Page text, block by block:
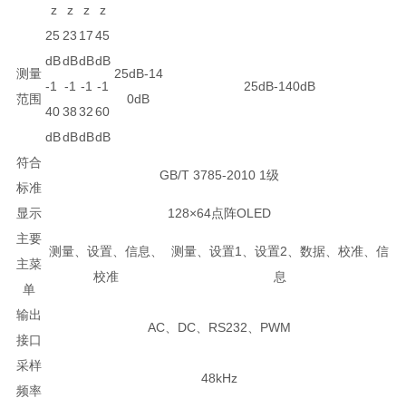
z
z
z
z
测量
范围
25
dB
-1
40
dB
23
dB
-1
38
dB
17
dB
-1
32
dB
45
dB
-1
60
dB
25dB-14
0dB
25dB-140dB
符合
标准
GB/T 3785-2010 1级
显示
128×64点阵OLED
主要
主菜
单
测量、设置、信息、
校准
测量、设置1、设置2、数据、校准、信
息
输出
接口
AC、DC、RS232、PWM
采样
频率
48kHz